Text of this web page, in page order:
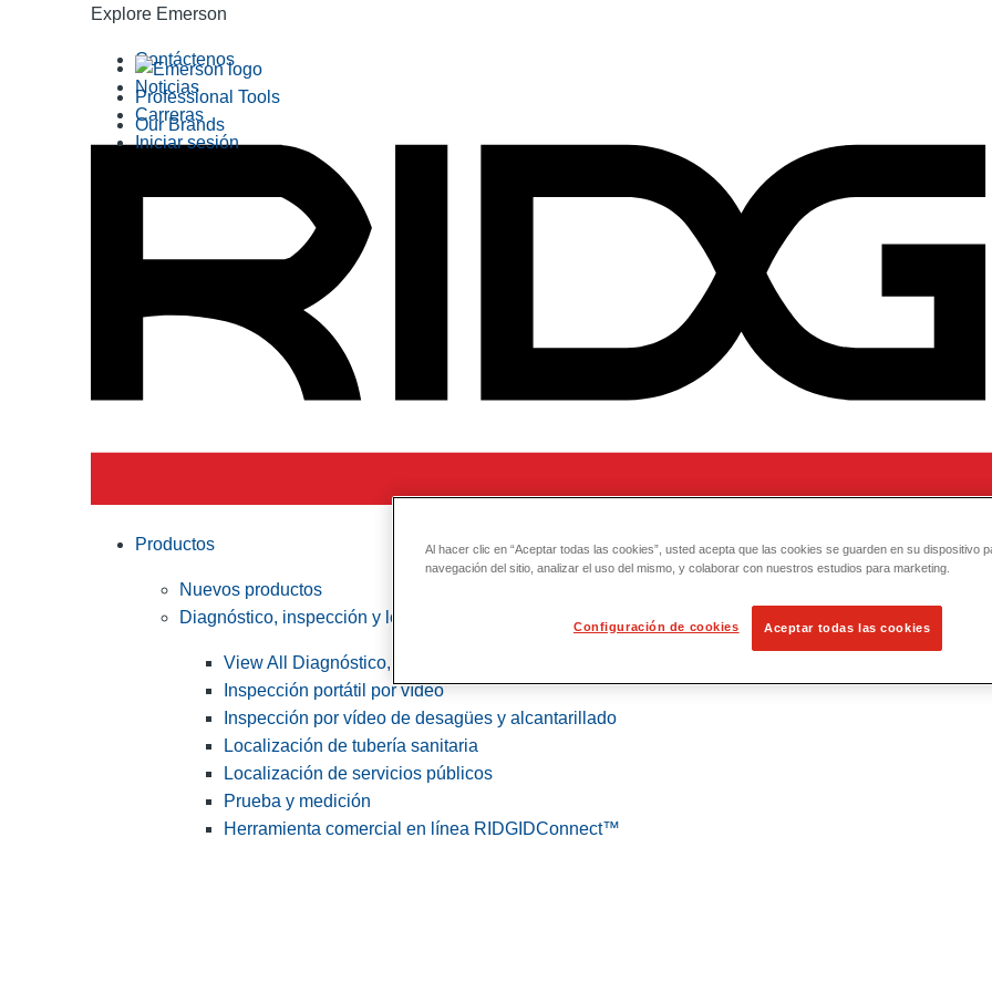
Explore Emerson
Professional Tools
Our Brands
Contáctenos
Noticias
Carreras
Iniciar sesión
Productos
Nuevos productos
Diagnóstico, inspección y localización
View All Diagnóstico, inspección y localización
Inspección portátil por vídeo
Inspección por vídeo de desagües y alcantarillado
Localización de tubería sanitaria
Localización de servicios públicos
Prueba y medición
Herramienta comercial en línea RIDGIDConnect™
Al hacer clic en “Aceptar todas las cookies”, usted acepta que las cookies se guarden en su dispositivo
navegación del sitio, analizar el uso del mismo, y colaborar con nuestros estudios para marketing.
Configuración de cookies Aceptar todas las cookies